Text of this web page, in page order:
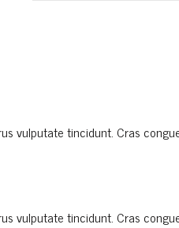
vulputate tincidunt. Cras
vulputate tincidunt. Cras